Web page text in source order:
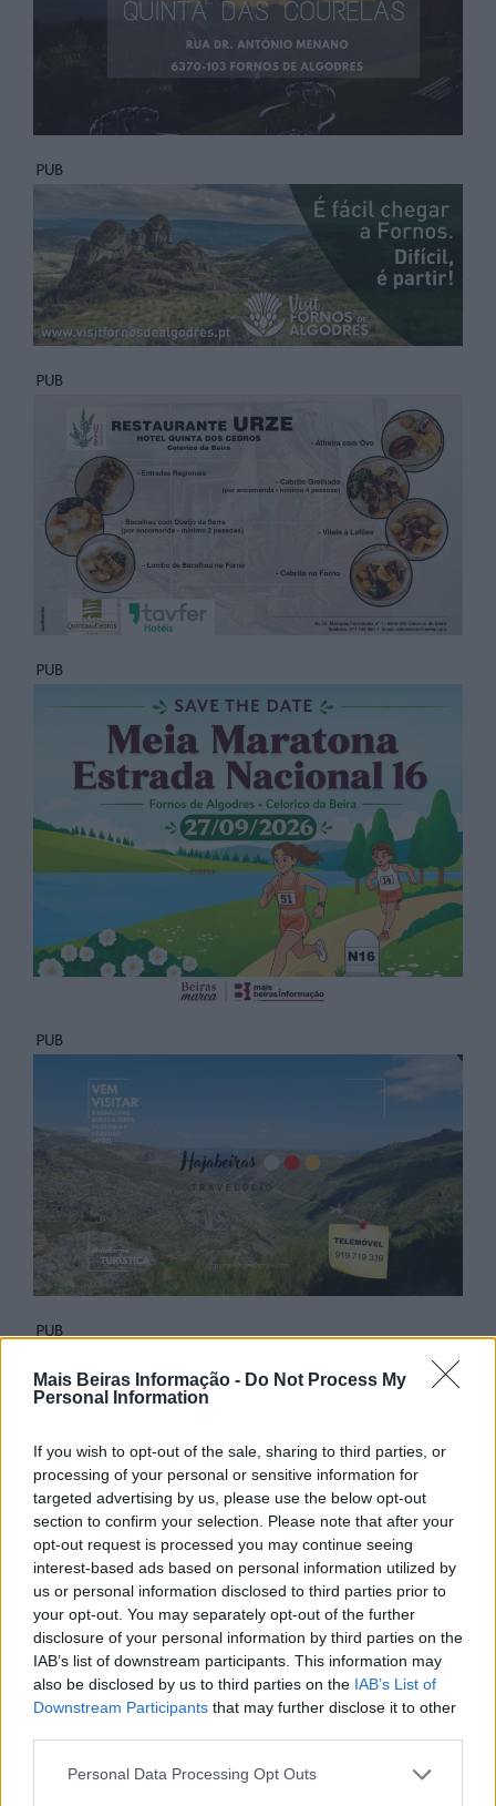
Mais Beiras Informação - Do Not Process My
Personal Information
If you wish to opt-out of the sale, sharing to third parties, or
processing of your personal or sensitive information for
targeted advertising by us, please use the below opt-out
section to confirm your selection. Please note that after your
opt-out request is processed you may continue seeing
interest-based ads based on personal information utilized by
us or personal information disclosed to third parties prior to
your opt-out. You may separately opt-out of the further
disclosure of your personal information by third parties on the
IAB’s list of downstream participants. This information may
also be disclosed by us to third parties on the IAB’s List of
Downstream Participants that may further disclose it to other
Personal Data Processing Opt Outs